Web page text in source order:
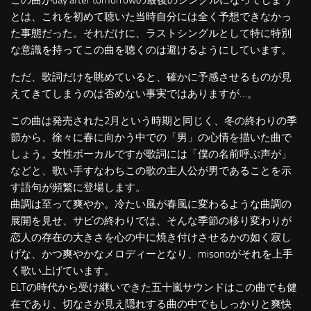
とは、これを初めて聴いた当時自分には全く予想できなかっ
た事態だった。それだけに、ラストシングルとして特に特別
な意識を持ってこの曲を聴くのは避けるようにしています。
ただ、歌詞だけを眺めていると、確かに予感させるものが見
えてきてしまうのは否めない事実ではありますが…。
この曲は発売された2月という時期と同じく、冬の終わりの季
節から、徐々に春に向かう中での「男」の心情を描いた曲で
しょう。女性ボーカルですが歌詞には「僕の名前呼ぶ声が」
などと、歌い手すなわちこの歌の主人公が男であることを示
す語句が頻繁に登場します。
曲調は至って爽やか。冷たい風が春風に変わるような曲調の
展開を見せ、サビの終わりでは、そんな季節の移り変わりが
恋人の存在の大きさを心の中に焼き付けさせるかの如く寂し
げな、かつ爽やかなメロディーとなり、misonoがそれを上手
く歌い上げています。
ELTの時代から受け継いできた五十嵐サウンドはこの曲でも健
在であり、切なさが見え隠れする曲の中でもしっかりと爽快